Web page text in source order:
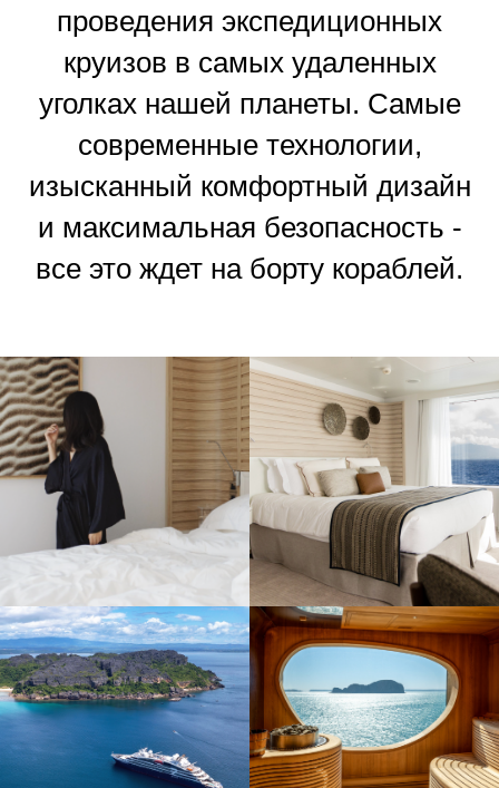
проведения экспедиционных
круизов в самых удаленных
уголках нашей планеты. Самые
современные технологии,
изысканный комфортный дизайн
и максимальная безопасность -
все это ждет на борту кораблей.